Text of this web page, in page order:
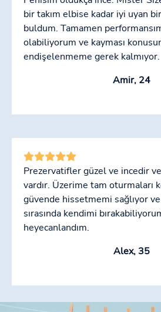
bir takım elbise kadar iyi uyan
buldum. Tamamen
olabiliyorum ve kayması
endişelenmeme gerek kalmıyor.
Amir, 24
Prezervatifler güzel ve incedir
vardır. Üzerime tam oturmaları
güvende hissetmemi sağlıyor
sırasında kendimi
heyecanlandım.
Alex, 35